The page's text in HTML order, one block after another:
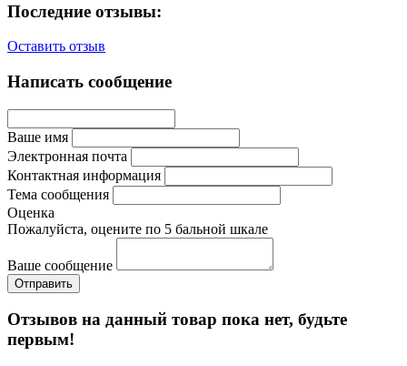
Последние отзывы:
Оставить отзыв
Написать сообщение
Ваше имя
Электронная почта
Контактная информация
Тема сообщения
Оценка
Пожалуйста, оцените по 5 бальной шкале
Ваше сообщение
Отзывов на данный товар пока нет, будьте
первым!